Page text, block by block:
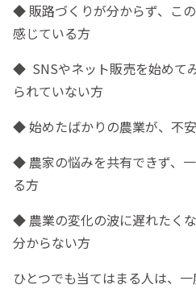
◆ 販路づくりが分からず、こ
感じている方
◆ SNSやネット販売を始めて
られていない方
◆ 始めたばかりの農業が、不
◆ 農家の悩みを共有できず、
る方
◆ 農業の変化の波に遅れたく
分からない方
ひとつでも当てはまる人は、